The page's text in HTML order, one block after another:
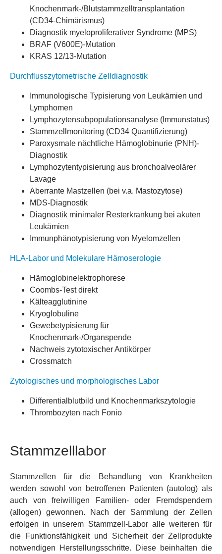
Knochenmark-/Blutstammzelltransplantation
(CD34-Chimärismus)
Diagnostik myeloproliferativer Syndrome (MPS)
BRAF (V600E)-Mutation
KRAS 12/13-Mutation
Durchflusszytometrische Zelldiagnostik
Immunologische Typisierung von Leukämien und
Lymphomen
Lymphozytensubpopulationsanalyse (Immunstatus)
Stammzellmonitoring (CD34 Quantifizierung)
Paroxysmale nächtliche Hämoglobinurie (PNH)-
Diagnostik
Lymphozytentypisierung aus bronchoalveolärer
Lavage
Aberrante Mastzellen (bei v.a. Mastozytose)
MDS-Diagnostik
Diagnostik minimaler Resterkrankung bei akuten
Leukämien
Immunphänotypisierung von Myelomzellen
HLA-Labor und Molekulare Hämoserologie
Hämoglobinelektrophorese
Coombs-Test direkt
Kälteagglutinine
Kryoglobuline
Gewebetypisierung für
Knochenmark-/Organspende
Nachweis zytotoxischer Antikörper
Crossmatch
Zytologisches und morphologisches Labor
Differentialblutbild und Knochenmarkszytologie
Thrombozyten nach Fonio
Stammzelllabor
Stammzellen für die Behandlung von Krankheiten
werden sowohl von betroffenen Patienten (autolog) als
auch von freiwilligen Familien- oder Fremdspendern
(allogen) gewonnen. Nach der Sammlung der Zellen
erfolgen in unserem Stammzell-Labor alle weiteren für
die Funktionsfähigkeit und Sicherheit der Zellprodukte
notwendigen Herstellungsschritte. Diese beinhalten die